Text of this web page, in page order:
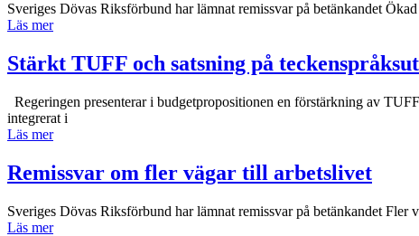
Sveriges Dövas Riksförbund har lämnat remissvar på betänkandet
Läs mer
Stärkt TUFF och satsning på
Regeringen presenterar i budgetpropositionen en förstärkning av
integrerat i
Läs mer
Remissvar om fler vägar till arbetslivet
Sveriges Dövas Riksförbund har lämnat remissvar på betänkandet
Läs mer